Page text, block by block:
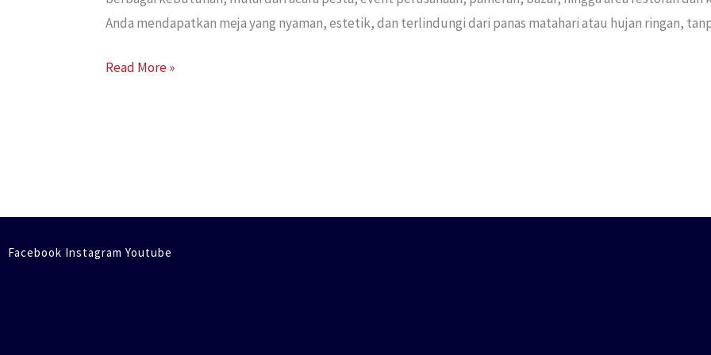
Anda mendapatkan meja yang nyaman, estetik, dan terlindungi dari panas matahari atau hujan ringan,
Read More »
Facebook Instagram Youtube